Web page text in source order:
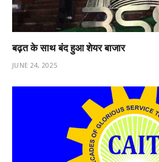
बढ़त के साथ बंद हुआ शेयर बाजार
JUNE 24, 2025